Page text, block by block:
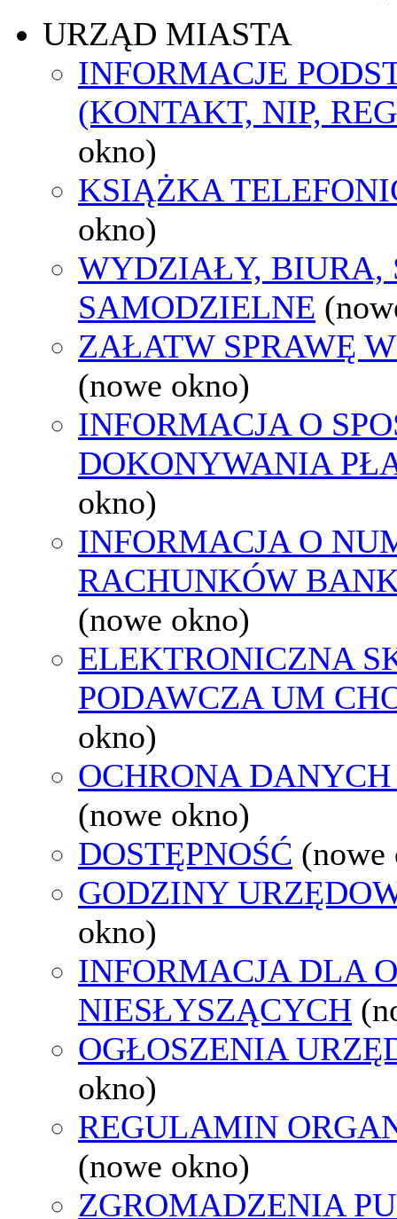
URZĄD MIASTA
INFORMACJE
(KONTAKT, NIP,
okno)
KSIĄŻKA
okno)
WYDZIAŁY, BIURA,
SAMODZIELNE
ZAŁATW SPRAWĘ
(nowe okno)
INFORMACJA O
DOKONYWANIA
okno)
INFORMACJA O
RACHUNKÓW
(nowe okno)
ELEKTRONICZNA
PODAWCZA UM
okno)
OCHRONA
(nowe okno)
DOSTĘPNOŚĆ (nowe
GODZINY
okno)
INFORMACJA DLA
NIESŁYSZĄCYCH
OGŁOSZENIA
okno)
REGULAMIN
(nowe okno)
ZGROMADZENIA